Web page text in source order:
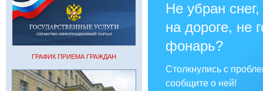
ГРАФИК ПРИЕМА ГРАЖДАН
Не убран
на дороге, не
фонарь?
Столкнулись с
сообщите о ней!